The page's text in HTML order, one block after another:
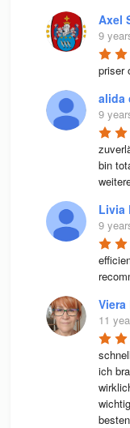
Axel
9
priser
alida
9
bin
Livia
9
11
ich